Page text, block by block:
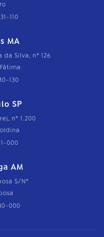
110
MA
Silva, nº 126
130
SP
nº 1.200
000
AM
S/Nº
000